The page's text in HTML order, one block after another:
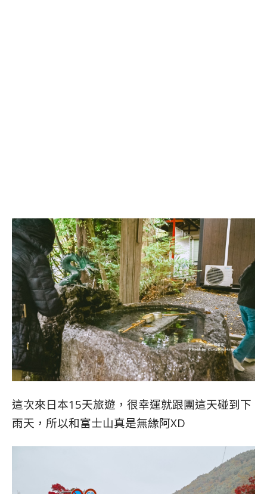
這次來日本15天旅遊，很幸運就跟團這天碰到下
雨天，所以和富士山真是無緣阿XD